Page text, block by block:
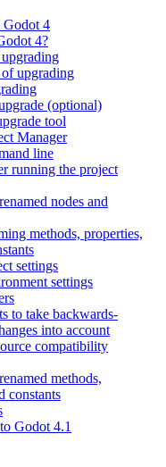
Godot 4
4?
upgrading
(optional)
tool
Manager
line
running the project
nodes and
methods, properties,
settings
settings
to take backwards-
into account
compatibility
methods,
constants
Godot 4.1